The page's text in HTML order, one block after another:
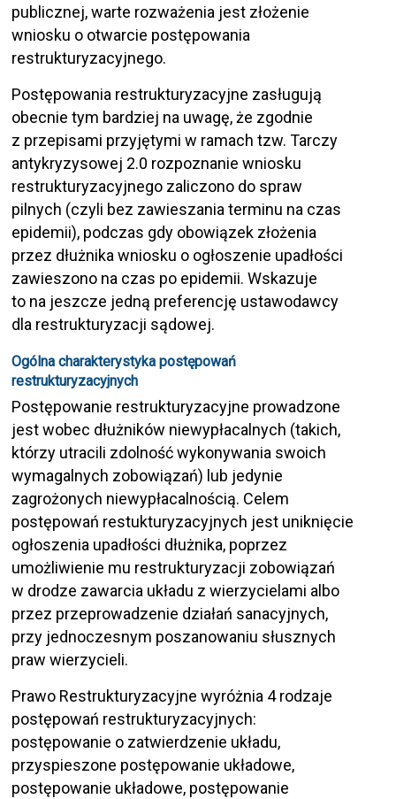
publicznej, warte rozważenia jest złożenie
wniosku o otwarcie postępowania
restrukturyzacyjnego.
Postępowania restrukturyzacyjne zasługują
obecnie tym bardziej na uwagę, że zgodnie
z przepisami przyjętymi w ramach tzw. Tarczy
antykryzysowej 2.0 rozpoznanie wniosku
restrukturyzacyjnego zaliczono do spraw
pilnych (czyli bez zawieszania terminu na czas
epidemii), podczas gdy obowiązek złożenia
przez dłużnika wniosku o ogłoszenie upadłości
zawieszono na czas po epidemii. Wskazuje
to na jeszcze jedną preferencję ustawodawcy
dla restrukturyzacji sądowej.
Ogólna charakterystyka postępowań
restrukturyzacyjnych
Postępowanie restrukturyzacyjne prowadzone
jest wobec dłużników niewypłacalnych (takich,
którzy utracili zdolność wykonywania swoich
wymagalnych zobowiązań) lub jedynie
zagrożonych niewypłacalnością. Celem
postępowań restukturyzacyjnych jest uniknięcie
ogłoszenia upadłości dłużnika, poprzez
umożliwienie mu restrukturyzacji zobowiązań
w drodze zawarcia układu z wierzycielami albo
przez przeprowadzenie działań sanacyjnych,
przy jednoczesnym poszanowaniu słusznych
praw wierzycieli.
Prawo Restrukturyzacyjne wyróżnia 4 rodzaje
postępowań restrukturyzacyjnych:
postępowanie o zatwierdzenie układu,
przyspieszone postępowanie układowe,
postępowanie układowe, postępowanie